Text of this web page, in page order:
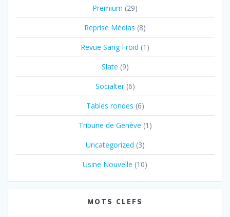
Premium (29)
Reprise Médias (8)
Revue Sang Froid (1)
Slate (9)
Socialter(6)
Tables rondes (6)
Tribune de Genève (1)
Uncategorized (3)
Usine Nouvelle (10)
MOTS CLEFS